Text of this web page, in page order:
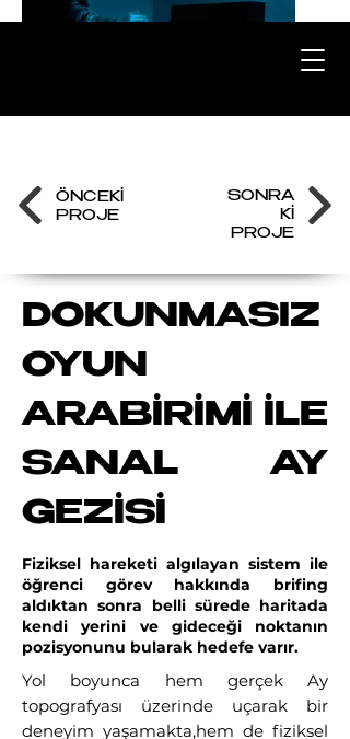
ÖNCEKİ
PROJE
SONRA
Kİ
PROJE
DOKUNMASIZ
OYUN
ARABİRİMİ İLE
SANAL AY
GEZİSİ
Fiziksel hareketi algılayan sistem ile
öğrenci görev hakkında brifing
aldıktan sonra belli sürede haritada
kendi yerini ve gideceği noktanın
pozisyonunu bularak hedefe varır.
Yol boyunca hem gerçek Ay
topografyası üzerinde uçarak bir
deneyim yaşamakta,hem de fiziksel